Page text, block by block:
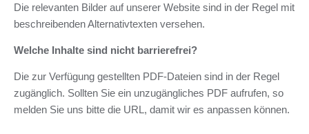
Die relevanten Bilder auf unserer Website sind in der Regel mit
beschreibenden Alternativtexten versehen.
Welche Inhalte sind nicht barrierefrei?
Die zur Verfügung gestellten PDF-Dateien sind in der Regel
zugänglich. Sollten Sie ein unzugängliches PDF aufrufen, so
melden Sie uns bitte die URL, damit wir es anpassen können.